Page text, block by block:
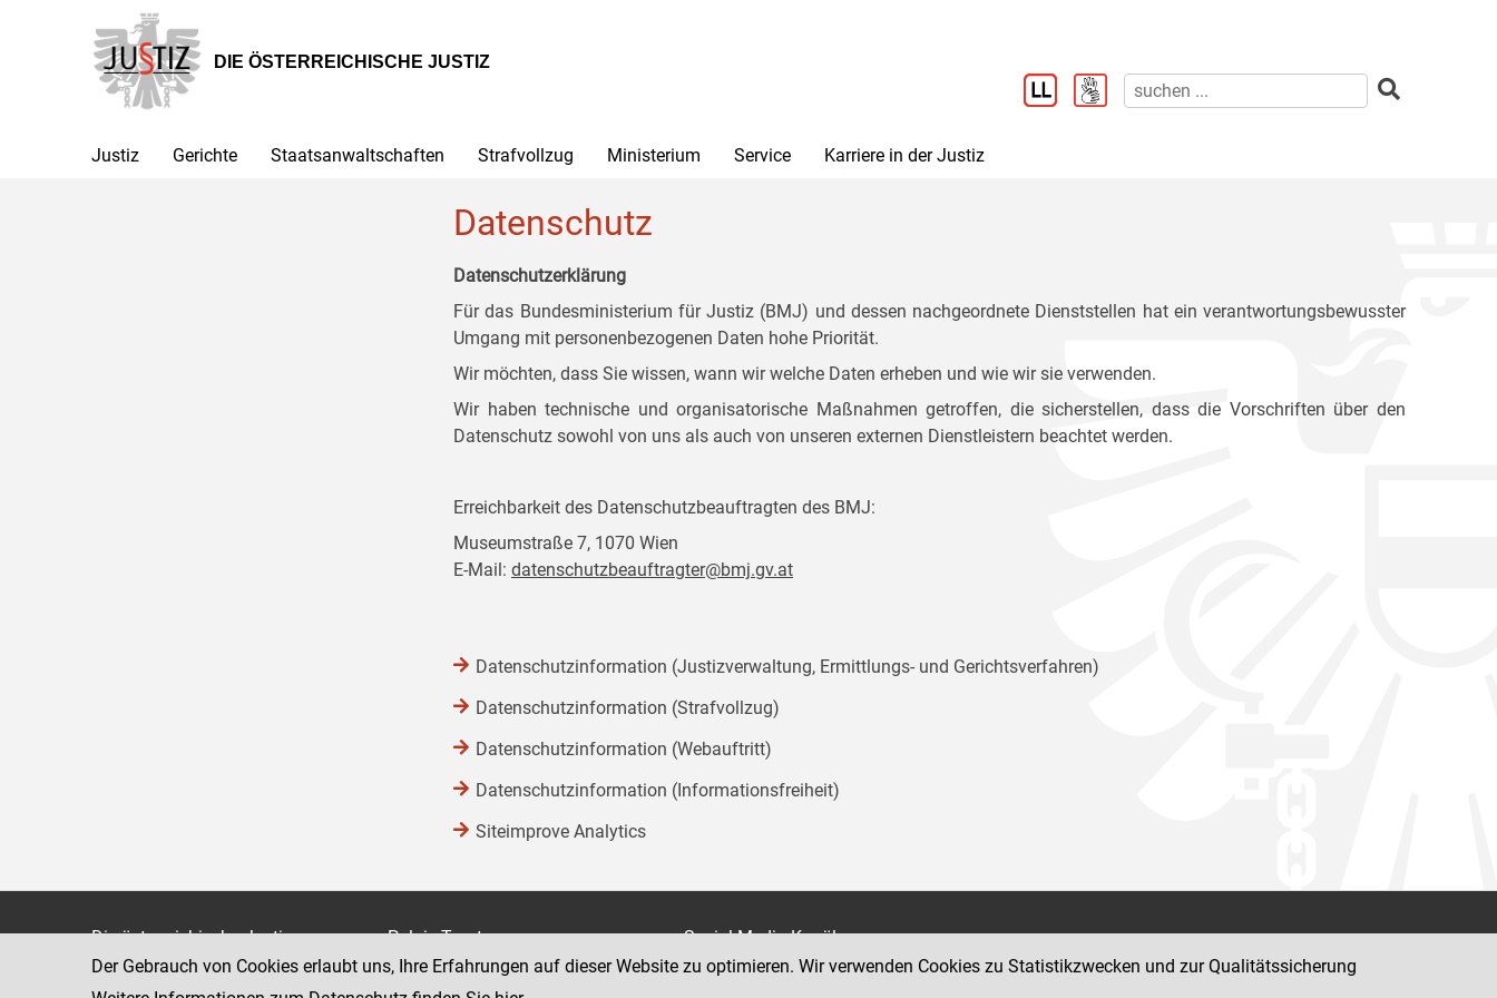
Hauptnavigation
[1]
Inhalt
[2]
Untermenü
[3]
DIE ÖSTERREICHISCHE JUSTIZ
Justiz Gerichte Staatsanwaltschaften Strafvollzug Ministerium Service Karriere in der Justiz
Datenschutz
Datenschutzerklärung
Für das Bundesministerium für Justiz (BMJ) und dessen nachgeordnete Dienststellen hat ein verantwortungsbewusster
Umgang mit personenbezogenen Daten hohe Priorität.
Wir möchten, dass Sie wissen, wann wir welche Daten erheben und wie wir sie verwenden.
Wir haben technische und organisatorische Maßnahmen getroffen, die sicherstellen, dass die Vorschriften über den
Datenschutz sowohl von uns als auch von unseren externen Dienstleistern beachtet werden.
Erreichbarkeit des Datenschutzbeauftragten des BMJ:
Museumstraße 7, 1070 Wien
E-Mail: datenschutzbeauftragter@bmj.gv.at
Datenschutzinformation (Justizverwaltung, Ermittlungs- und Gerichtsverfahren)
Datenschutzinformation (Strafvollzug)
Datenschutzinformation (Webauftritt)
Datenschutzinformation (Informationsfreiheit)
Siteimprove Analytics
Die österreichische Justiz
Bundesministerium für Justiz
Palais Trautson
Museumstraße 7
1070 Wien
Social Media Kanäle
der Justiz und des BMJ
Der Gebrauch von Cookies erlaubt uns, Ihre Erfahrungen auf dieser Website zu optimieren. Wir verwenden Cookies zu Statistikzwecken und zur Qualitätssicherung